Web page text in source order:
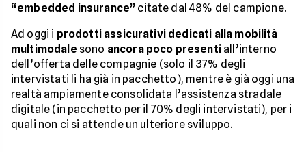
“embedded insurance” citate dal 48% del campione.
Ad oggi i prodotti assicurativi dedicati alla mobilità
multimodale sono ancora poco presentiall’interno
dell’offerta delle compagnie (solo il 37% degli
intervistati li ha già in pacchetto), mentre è già oggi una
realtà ampiamente consolidata l’assistenza stradale
digitale (in pacchetto per il 70% degli intervistati), per i
quali non ci si attende un ulteriore sviluppo.